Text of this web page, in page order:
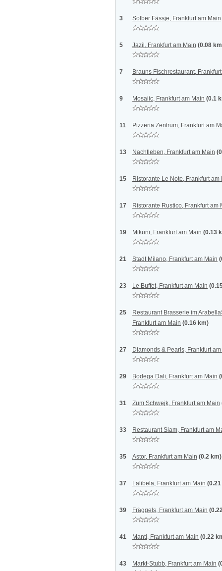
3 Solber Fässje, Frankfurt am Main
5 Jazil, Frankfurt am Main (0.08
7 Brauns Fischrestaurant,
9 Mosaiic, Frankfurt am Main (0.1
11 Pizzeria Zentrum, Frankfurt am
13 Nachtleben, Frankfurt am Main
15 Ristorante Le Note, Frankfurt am
17 Ristorante Rustico, Frankfurt am
19 Mikuni, Frankfurt am Main (0.13
21 Stadt Milano, Frankfurt am Main
23 Le Buffet, Frankfurt am Main
25
Restaurant Brasserie im
Frankfurt am Main (0.16 km)
27 Diamonds & Pearls, Frankfurt
29 Bodega Dali, Frankfurt am Main
31 Zum Schwejk, Frankfurt am Main
33 Restaurant Siam, Frankfurt am
35 Astor, Frankfurt am Main (0.2 km)
37 Lalibela, Frankfurt am Main
39 Fräggels, Frankfurt am Main
41 Manti, Frankfurt am Main (0.22
43 Markt-Stubb, Frankfurt am Main